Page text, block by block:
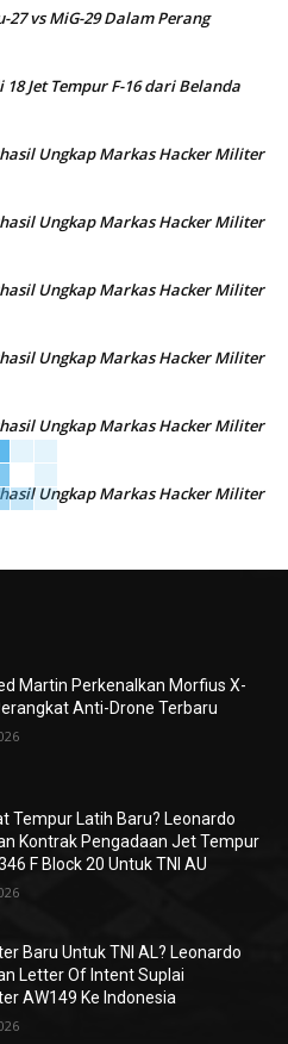
27 vs MiG-29 Dalam Perang
18 Jet Tempur F-16 dari Belanda
Ungkap Markas Hacker Militer
Ungkap Markas Hacker Militer
Ungkap Markas Hacker Militer
Ungkap Markas Hacker Militer
Ungkap Markas Hacker Militer
Ungkap Markas Hacker Militer
Martin Perkenalkan Morfius X-
Anti-Drone Terbaru
Tempur Latih Baru? Leonardo
Kontrak Pengadaan Jet Tempur
F Block 20 Untuk TNI AU
Baru Untuk TNI AL? Leonardo
Letter Of Intent Suplai
AW149 Ke Indonesia